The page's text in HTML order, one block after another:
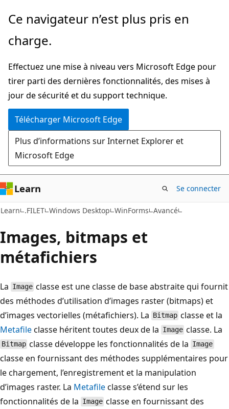
Passer
directement
au
principal
Ce navigateur n’est plus pris en
charge.
Effectuez une mise à niveau vers Microsoft Edge pour
tirer parti des dernières fonctionnalités, des mises à
jour de sécurité et du support technique.
Télécharger Microsoft Edge
Plus d’informations sur Internet Explorer et
Microsoft Edge
Learn Se connecter
Learn .FILET Windows Desktop WinForms Avancé
Images, bitmaps et
métafichiers
La Image classe est une classe de base abstraite qui fournit
des méthodes d’utilisation d’images raster (bitmaps) et
d’images vectorielles (métafichiers). La Bitmap classe et la
Metafileclasse héritent toutes deux de la Image classe. La
Bitmap classe développe les fonctionnalités de la Image
classe en fournissant des méthodes supplémentaires pour
le chargement, l’enregistrement et la manipulation
d’images raster. La Metafileclasse s’étend sur les
fonctionnalités de la Image classe en fournissant des